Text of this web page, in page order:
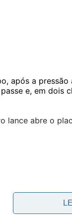
após a pressão
e, em dois
lance abre o